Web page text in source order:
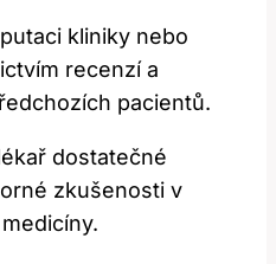
kliniky nebo
recenzí a
pacientů.
dostatečné
zkušenosti v